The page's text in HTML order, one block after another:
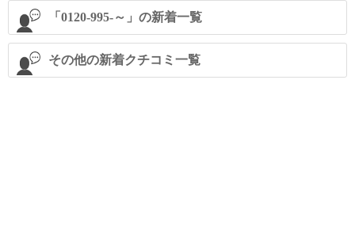
「0120-995-～」の新着一覧
その他の新着クチコミ一覧